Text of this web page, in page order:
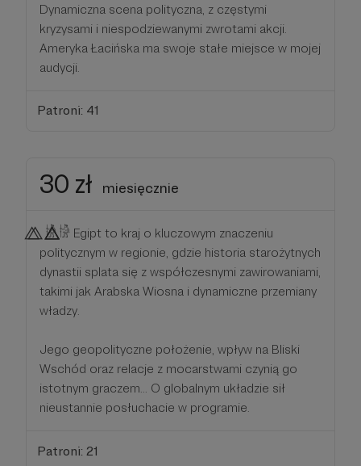
Dynamiczna scena polityczna, z częstymi
kryzysami i niespodziewanymi zwrotami akcji.
Ameryka Łacińska ma swoje stałe miejsce w mojej
audycji.
Patroni: 41
30 zł miesięcznie
⃤ ⃤ 𓀛 ⃤⃤⃤⃤𓀛 Egipt to kraj o kluczowym znaczeniu
politycznym w regionie, gdzie historia starożytnych
dynastii splata się z współczesnymi zawirowaniami,
takimi jak Arabska Wiosna i dynamiczne przemiany
władzy.
Jego geopolityczne położenie, wpływ na Bliski
Wschód oraz relacje z mocarstwami czynią go
istotnym graczem... O globalnym układzie sił
nieustannie posłuchacie w programie.
Patroni: 21